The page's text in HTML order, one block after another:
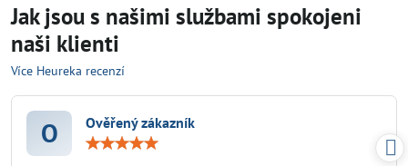
Jak jsou s našimi službami spokojeni
naši klienti
Více Heureka recenzí
O Ověřený zákazník